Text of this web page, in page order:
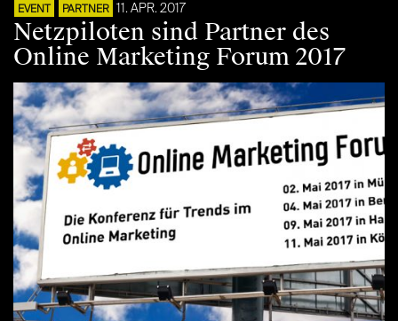
EVENT PARTNER 11. APR. 2017
Netzpiloten sind Partner des
Online Marketing Forum 2017